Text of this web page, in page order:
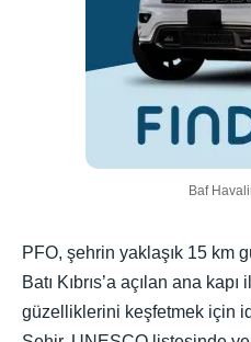
Baf
PFO, şehrin yaklaşık 15 km
Batı Kıbrıs’a açılan ana kapı
güzelliklerini keşfetmek için